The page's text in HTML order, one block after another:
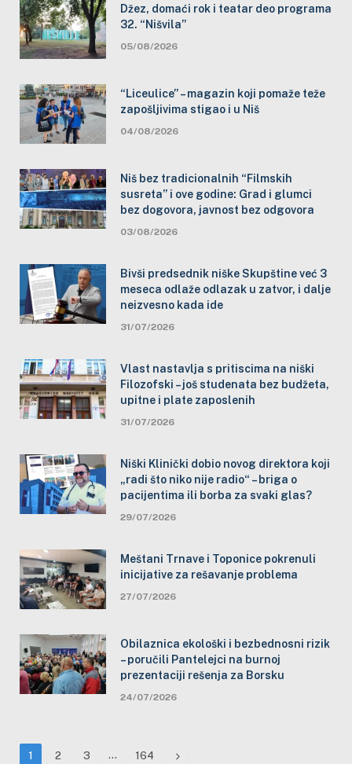
Džez, domaći rok i teatar deo programa
32. “Nišvila”
05/08/2026
“Liceulice” – magazin koji pomaže teže
zapošljivima stigao i u Niš
04/08/2026
Niš bez tradicionalnih “Filmskih
susreta” i ove godine: Grad i glumci
bez dogovora, javnost bez odgovora
03/08/2026
Bivši predsednik niške Skupštine već 3
meseca odlaže odlazak u zatvor, i dalje
neizvesno kada ide
31/07/2026
Vlast nastavlja s pritiscima na niški
Filozofski – još studenata bez budžeta,
upitne i plate zaposlenih
31/07/2026
Niški Klinički dobio novog direktora koji
„radi što niko nije radio“ – briga o
pacijentima ili borba za svaki glas?
29/07/2026
Meštani Trnave i Toponice pokrenuli
inicijative za rešavanje problema
27/07/2026
Obilaznica ekološki i bezbednosni rizik
– poručili Pantelejci na burnoj
prezentaciji rešenja za Borsku
24/07/2026
1 2 3 … 164 Next